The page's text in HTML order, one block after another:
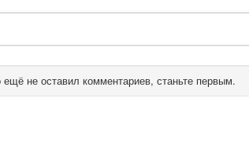
ещё не оставил комментариев, станьте первым.